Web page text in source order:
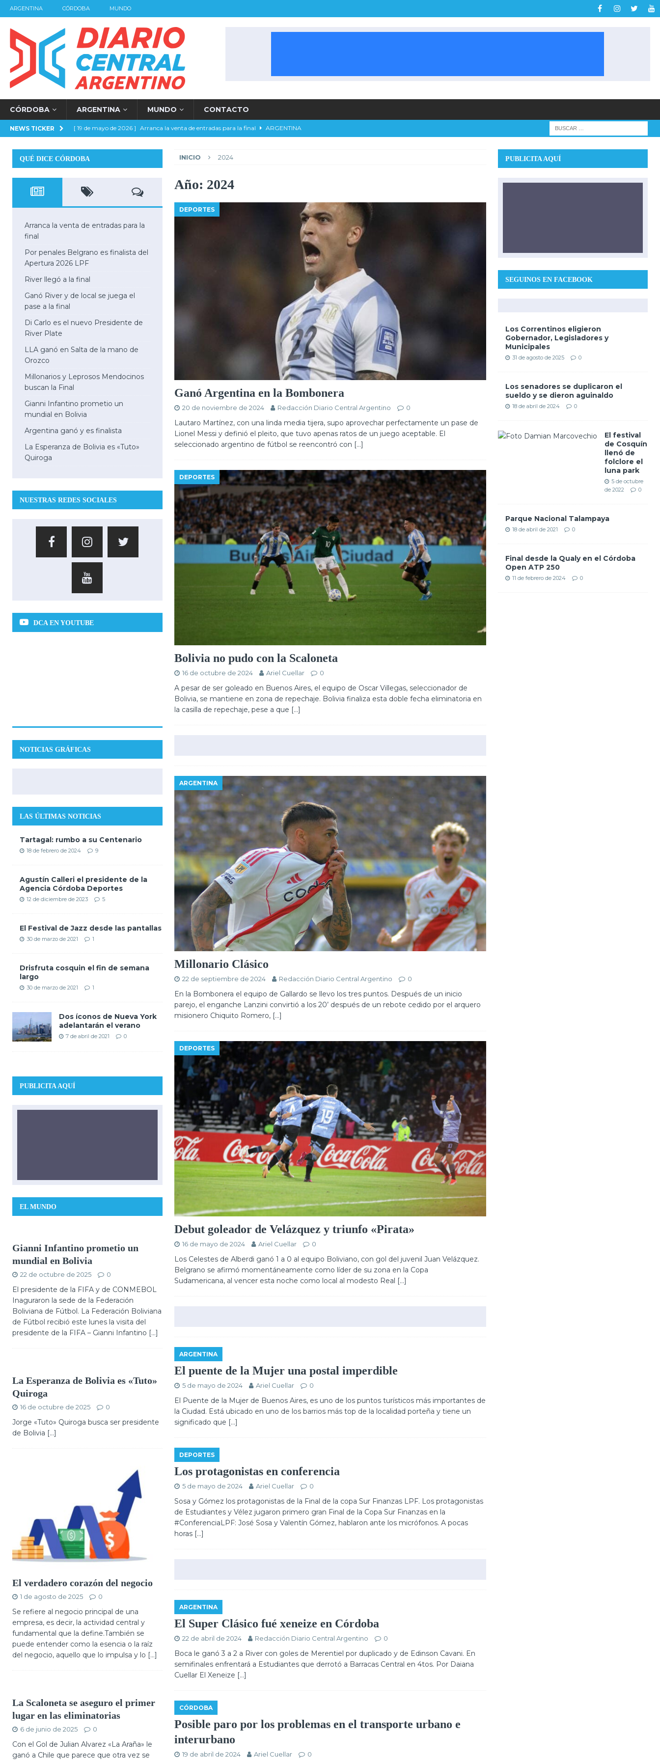
ARGENTINA CÓRDOBA MUNDO
CÓRDOBA ARGENTINA MUNDO CONTACTO
NEWS TICKER [ 19 de mayo de 2026 ] Arranca la venta de entradas para la final ARGENTINA
[ 16 de mayo de 2026 ] River llegó a la final DEPORTES
Ganó River y de local se juega el pase a la final
[ 2 de noviembre de 2025 ]
Millonario Clásico
INICIO 2024
Año: 2024
DEPORTES
Ganó Argentina en la Bombonera
20 de noviembre de 2024 Redacción Diario Central Argentino 0
Lautaro Martínez, con una linda media tijera, supo aprovechar perfectamente un pase de
Lionel Messi y definió el pleito, que tuvo apenas ratos de un juego aceptable. El
seleccionado argentino de fútbol se reencontró con […]
DEPORTES
Bolivia no pudo con la Scaloneta
16 de octubre de 2024 Ariel Cuellar 0
A pesar de ser goleado en Buenos Aires, el equipo de Oscar Villegas, seleccionador de
Bolivia, se mantiene en zona de repechaje. Bolivia finaliza esta doble fecha eliminatoria en
la casilla de repechaje, pese a que […]
ARGENTINA
Millonario Clásico
22 de septiembre de 2024 Redacción Diario Central Argentino 0
En la Bombonera el equipo de Gallardo se llevo los tres puntos. Después de un inicio
parejo, el enganche Lanzini convirtió a los 20’ después de un rebote cedido por el arquero
misionero Chiquito Romero, […]
DEPORTES
Debut goleador de Velázquez y triunfo «Pirata»
16 de mayo de 2024 Ariel Cuellar 0
Los Celestes de Alberdi ganó 1 a 0 al equipo Boliviano, con gol del juvenil Juan Velázquez.
Belgrano se afirmó momentáneamente como líder de su zona en la Copa
Sudamericana, al vencer esta noche como local al modesto Real
[…]
ARGENTINA
El puente de la Mujer una postal imperdible
5 de mayo de 2024 Ariel Cuellar 0
El Puente de la Mujer de Buenos Aires, es uno de los puntos turísticos más importantes de
la Ciudad. Está ubicado en uno de los barrios más top de la localidad porteña y tiene un
significado que […]
DEPORTES
Los protagonistas en conferencia
5 de mayo de 2024 Ariel Cuellar 0
Sosa y Gómez los protagonistas de la Final de la copa Sur Finanzas LPF. Los protagonistas
de Estudiantes y Vélez jugaron primero gran Final de la Copa Sur Finanzas en la
#ConferenciaLPF: José Sosa y Valentín Gómez, hablaron ante los micrófonos. A pocas
horas […]
ARGENTINA
El Super Clásico fué xeneize en Córdoba
22 de abril de 2024 Redacción Diario Central Argentino 0
Boca le ganó 3 a 2 a River con goles de Merentiel por duplicado y de Edinson Cavani. En
semifinales enfrentará a Estudiantes que derrotó a Barracas Central en 4tos. Por Daiana
Cuellar El Xeneize […]
CÓRDOBA
Posible paro por los problemas en el transporte urbano e
interurbano
19 de abril de 2024 Ariel Cuellar 0
QUÉ DICE CÓRDOBA
Arranca la venta de entradas para la
final
Por penales Belgrano es finalista del
Apertura 2026 LPF
River llegó a la final
Ganó River y de local se juega el
pase a la final
Di Carlo es el nuevo Presidente de
River Plate
LLA ganó en Salta de la mano de
Orozco
Millonarios y Leprosos Mendocinos
buscan la Final
Gianni Infantino prometio un
mundial en Bolivia
Argentina ganó y es finalista
La Esperanza de Bolivia es «Tuto»
Quiroga
NUESTRAS REDES SOCIALES
DCA EN YOUTUBE
NOTICIAS GRÁFICAS
LAS ÚLTIMAS NOTICIAS
Tartagal: rumbo a su Centenario
18 de febrero de 2024 9
Agustín Calleri el presidente de la
Agencia Córdoba Deportes
12 de diciembre de 2023 5
El Festival de Jazz desde las pantallas
30 de marzo de 2021 1
Drisfruta cosquin el fin de semana
largo
30 de marzo de 2021 1
Dos íconos de Nueva York
adelantarán el verano
7 de abril de 2021 0
PUBLICITA AQUÍ
EL MUNDO
Gianni Infantino prometio un
mundial en Bolivia
22 de octubre de 2025 0
El presidente de la FIFA y de CONMEBOL
Inaguraron la sede de la Federación
Boliviana de Fútbol. La Federación Boliviana
de Fútbol recibió este lunes la visita del
presidente de la FIFA – Gianni Infantino [...]
La Esperanza de Bolivia es «Tuto»
Quiroga
16 de octubre de 2025 0
Jorge «Tuto» Quiroga busca ser presidente
de Bolivia […]
El verdadero corazón del negocio
1 de agosto de 2025 0
Se refiere al negocio principal de una
empresa, es decir, la actividad central y
fundamental que la define.También se
puede entender como la esencia o la raíz
del negocio, aquello que lo impulsa y lo [...]
La Scaloneta se aseguro el primer
lugar en las eliminatorias
6 de junio de 2025 0
Con el Gol de Julian Alvarez «La Araña» le
ganó a Chile que parece que otra vez se
PUBLICITA AQUÍ
SEGUINOS EN FACEBOOK
Los Correntinos eligieron
Gobernador, Legisladores y
Municipales
31 de agosto de 2025 0
Los senadores se duplicaron el
sueldo y se dieron aguinaldo
18 de abril de 2024 0
El festival
de Cosquín
llenó de
folclore el
luna park
5 de octubre
de 2022
0
Parque Nacional Talampaya
18 de abril de 2021 0
Final desde la Qualy en el Córdoba
Open ATP 250
11 de febrero de 2024 0